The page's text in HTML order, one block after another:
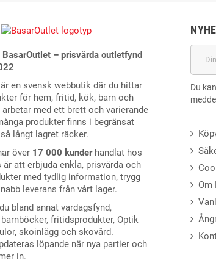
– prisvärda outletfynd
en svensk webbutik där du hittar
för hem, fritid, kök, barn och
med ett brett och varierande
produkter finns i begränsat
långt lagret räcker.
över 17 000 kunderhandlat hos
att erbjuda enkla, prisvärda och
med tydlig information, trygg
leverans från vårt lager.
bland annat vardagsfynd,
fritidsprodukter, Optik
skoinlägg och skovård.
löpande när nya partier och
in.
Du
Om